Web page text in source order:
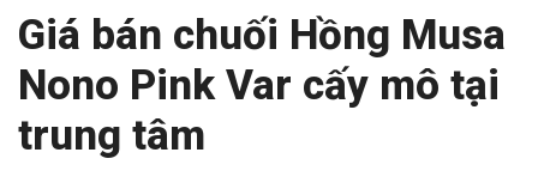
Giá bán chuối Hồng Musa
Nono Pink Var cấy mô tại
trung tâm